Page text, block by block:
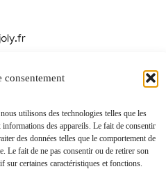
consentement
utilisons des technologies telles que les
des appareils. Le fait de consentir
des données telles que le comportement de
Le fait de ne pas consentir ou de retirer son
sur certaines caractéristiques et fonctions.